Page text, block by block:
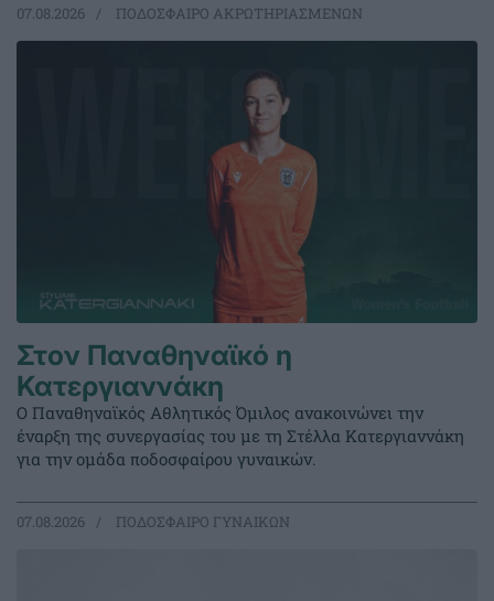
07.08.2026 ΠΟΔΟΣΦΑΙΡΟ ΑΚΡΩΤΗΡΙΑΣΜΕΝΩΝ
Στον Παναθηναϊκό η
Κατεργιαννάκη
Ο Παναθηναϊκός Αθλητικός Όμιλος ανακοινώνει την
έναρξη της συνεργασίας του με τη Στέλλα Κατεργιαννάκη
για την ομάδα ποδοσφαίρου γυναικών.
07.08.2026 ΠΟΔΟΣΦΑΙΡΟ ΓΥΝΑΙΚΩΝ